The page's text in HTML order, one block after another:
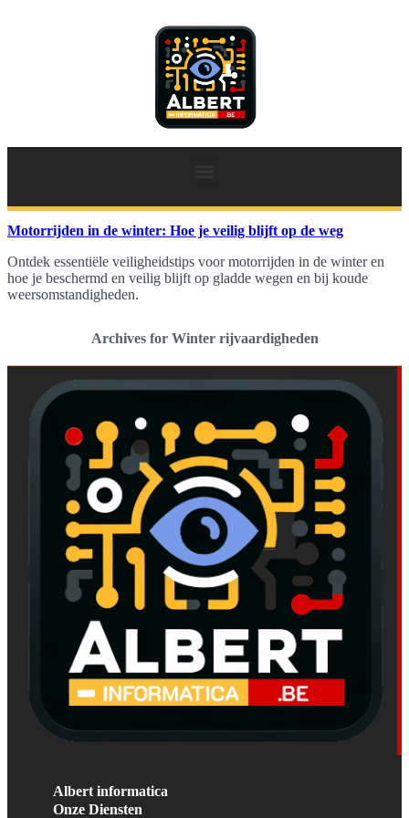
Motorrijden in de winter: Hoe je veilig blijft op de weg
Ontdek essentiële veiligheidstips voor motorrijden in de winter en
hoe je beschermd en veilig blijft op gladde wegen en bij koude
weersomstandigheden.
Archives for Winter rijvaardigheden
Albert informatica
Onze Diensten